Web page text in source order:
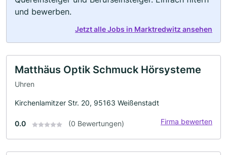
und bewerben.
Jetzt alle Jobs in Marktredwitz ansehen
Matthäus Optik Schmuck Hörsysteme
Uhren
Kirchenlamitzer Str. 20, 95163 Weißenstadt
0.0 (0 Bewertungen) Firma bewerten